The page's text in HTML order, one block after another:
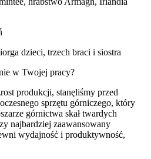
dzieci, trzech braci i siostra
w Twojej pracy?
produkcji, stanęliśmy przed
sprzętu górniczego, który
górnictwa skał twardych
najbardziej zaawansowany
wydajność i produktywność,